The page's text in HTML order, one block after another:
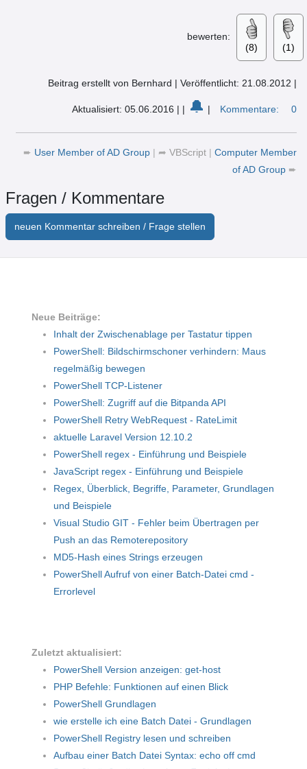
bewerten:
(8)
(1)
Beitrag erstellt von Bernhard | Veröffentlicht: 21.08.2012 |
Aktualisiert: 05.06.2016 | | 🔔 | Kommentare: 0
➨ User Member of AD Group | ➦ VBScript | Computer Member
of AD Group ➨
Fragen / Kommentare
neuen Kommentar schreiben / Frage stellen
Neue Beiträge:
Inhalt der Zwischenablage per Tastatur tippen
PowerShell: Bildschirmschoner verhindern: Maus
regelmäßig bewegen
PowerShell TCP-Listener
PowerShell: Zugriff auf die Bitpanda API
PowerShell Retry WebRequest - RateLimit
aktuelle Laravel Version 12.10.2
PowerShell regex - Einführung und Beispiele
JavaScript regex - Einführung und Beispiele
Regex, Überblick, Begriffe, Parameter, Grundlagen
und Beispiele
Visual Studio GIT - Fehler beim Übertragen per
Push an das Remoterepository
MD5-Hash eines Strings erzeugen
PowerShell Aufruf von einer Batch-Datei cmd -
Errorlevel
Zuletzt aktualisiert:
PowerShell Version anzeigen: get-host
PHP Befehle: Funktionen auf einen Blick
PowerShell Grundlagen
wie erstelle ich eine Batch Datei - Grundlagen
PowerShell Registry lesen und schreiben
Aufbau einer Batch Datei Syntax: echo off cmd